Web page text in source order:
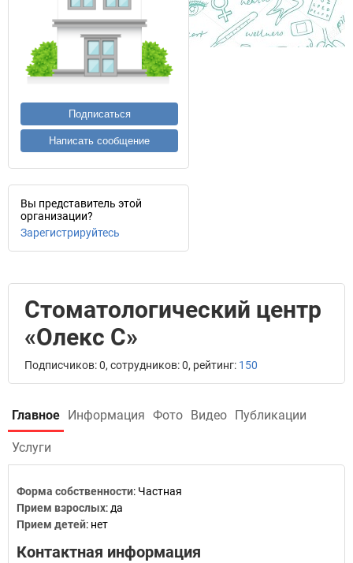
Подписаться
Написать сообщение
Вы представитель этой
организации?
Зарегистрируйтесь
Стоматологический центр
«Олекс С»
Подписчиков: 0, сотрудников: 0, рейтинг: 150
Главное Информация Фото Видео Публикации
Услуги
Форма собственности: Частная
Прием взрослых: да
Прием детей: нет
Контактная информация